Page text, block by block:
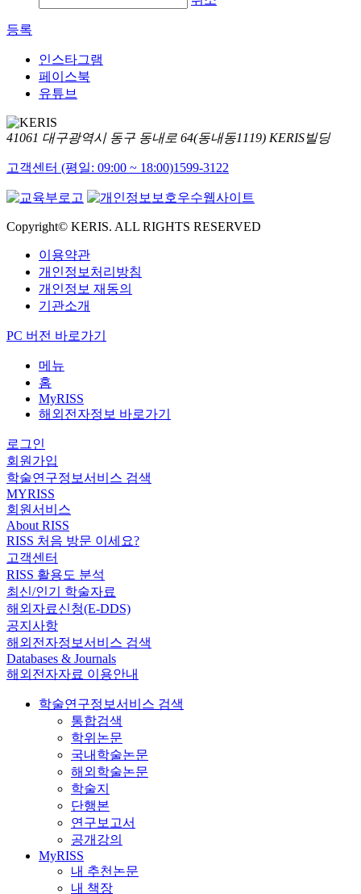
등록
인스타그램
페이스북
유튜브
41061 대구광역시 동구 동내로 64(동내동1119) KERIS빌딩
고객센터 (평일: 09:00 ~ 18:00)1599-3122
Copyright© KERIS. ALL RIGHTS RESERVED
이용약관
개인정보처리방침
개인정보 재동의
기관소개
PC 버전 바로가기
메뉴
홈
MyRISS
해외전자정보 바로가기
로그인
회원가입
학술연구정보서비스 검색
MYRISS
회원서비스
About RISS
RISS 처음 방문 이세요?
고객센터
RISS 활용도 분석
최신/인기 학술자료
해외자료신청(E-DDS)
공지사항
해외전자정보서비스 검색
Databases & Journals
해외전자자료 이용안내
학술연구정보서비스 검색
통합검색
학위논문
국내학술논문
해외학술논문
학술지
단행본
연구보고서
공개강의
MyRISS
내 추천논문
내 책장